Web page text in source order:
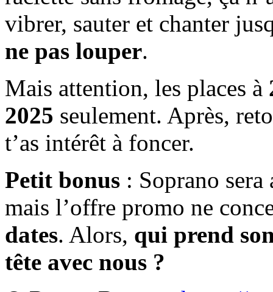
vibrer, sauter et chanter
ne pas louper.
Mais attention, les places à
2025 seulement. Après,
t’as intérêt à foncer.
Petit bonus : Soprano
mais l’offre promo ne
dates. Alors, qui prend
tête avec nous ?